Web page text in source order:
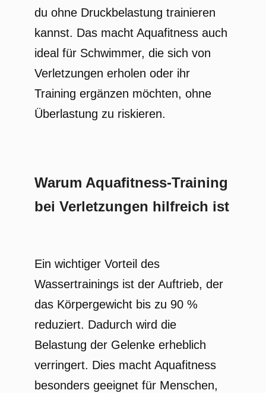
du ohne Druckbelastung trainieren
kannst. Das macht Aquafitness auch
ideal für Schwimmer, die sich von
Verletzungen erholen oder ihr
Training ergänzen möchten, ohne
Überlastung zu riskieren.
Warum Aquafitness-Training
bei Verletzungen hilfreich ist
Ein wichtiger Vorteil des
Wassertrainings ist der Auftrieb, der
das Körpergewicht bis zu 90 %
reduziert. Dadurch wird die
Belastung der Gelenke erheblich
verringert. Dies macht Aquafitness
besonders geeignet für Menschen,